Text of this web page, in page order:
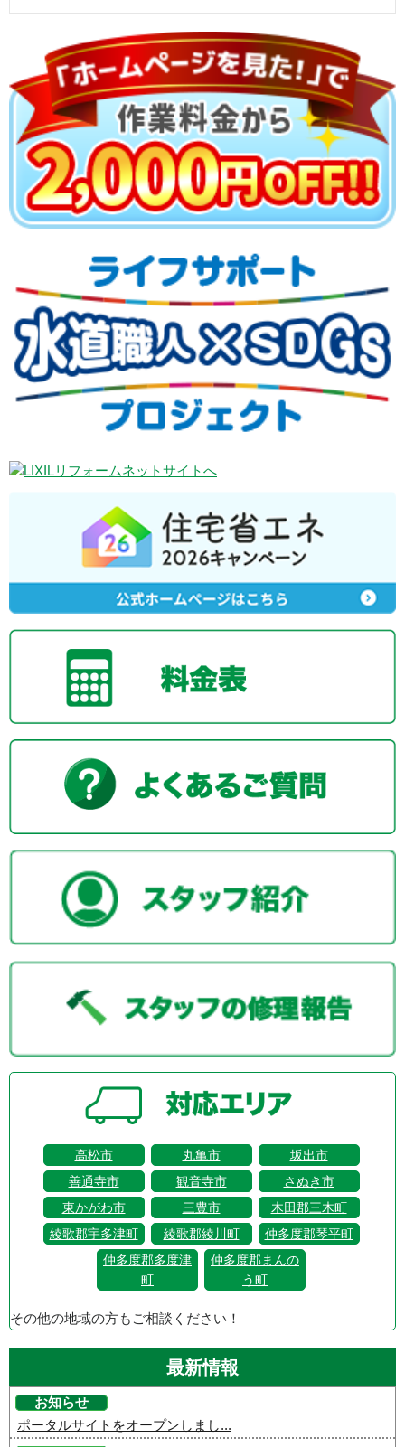
高松市 丸亀市
坂出市
善通寺市
観音寺市
さぬき市
東かがわ市
三豊市
木田郡三木町
綾歌郡宇多津町
綾歌郡綾川町
仲多度郡琴平町
仲多度郡多度津
町
仲多度郡まんの
う町
その他の地域の方もご相談ください！
最新情報
お知らせ
ポータルサイトをオープンしまし...